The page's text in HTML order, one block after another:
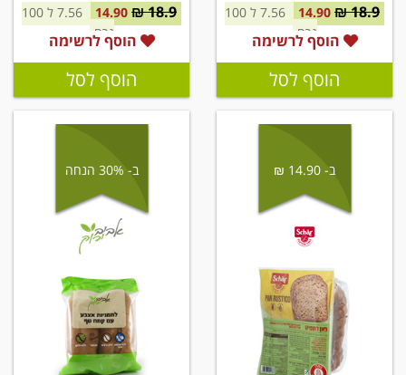
18.9 ₪
14.90
7.56 ל 100
גרם
הוסף לרשימה
הוסף לסל
18.9 ₪
14.90
7.56 ל 100
גרם
הוסף לרשימה
הוסף לסל
ב- 14.90 ₪ ב- 30% הנחה